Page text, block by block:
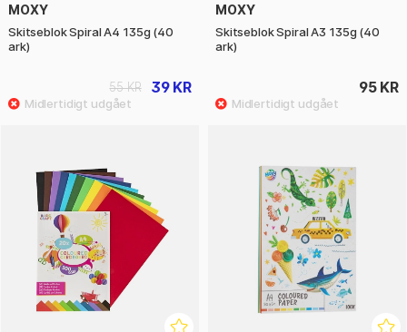
MOXY
Skitseblok Spiral A4 135g (40
ark)
39 KR
55 KR
MOXY
Skitseblok Spiral A3 135g (40
ark)
95 KR